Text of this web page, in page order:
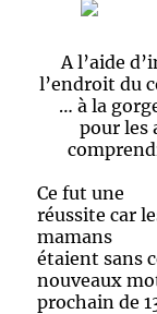
A l’aide
l’endroit du
… à la
pour les
Ce fut une
réussite car
mamans
étaient sans
nouveaux
prochain de